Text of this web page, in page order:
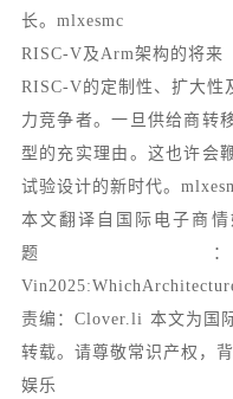
长。mlxesmc
RISC-V及Arm架构的将来
RISC-V的定制性、扩大性
力竞争者。一旦供给商转
型的充实理由。这也许会
试验设计的新时代。
本文翻译自国际电子商情
题：
责编：Clover.li 本文为国
转载。请尊敬常识产权，
娱乐